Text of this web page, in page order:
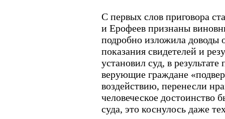
С первых слов приговора
и Ерофеев признаны
подробно изложила доводы
показания свидетелей и
установил суд, в
верующие граждане
воздействию, перенесли
человеческое
суда, это коснулось даже